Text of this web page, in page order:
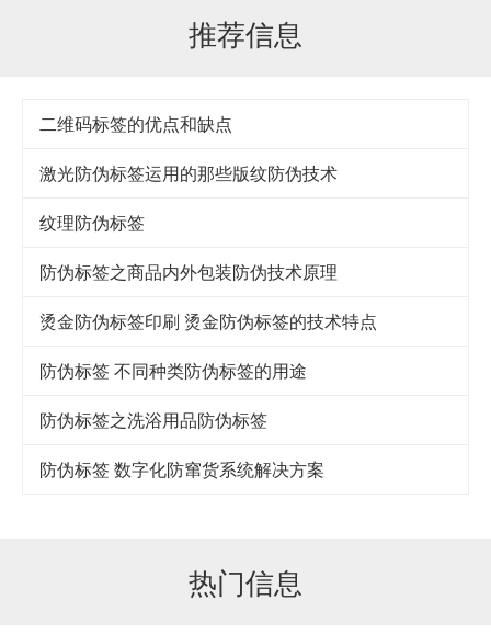
推荐信息
二维码标签的优点和缺点
激光防伪标签运用的那些版纹防伪技术
纹理防伪标签
防伪标签之商品内外包装防伪技术原理
烫金防伪标签印刷 烫金防伪标签的技术特点
防伪标签 不同种类防伪标签的用途
防伪标签之洗浴用品防伪标签
防伪标签 数字化防窜货系统解决方案
热门信息